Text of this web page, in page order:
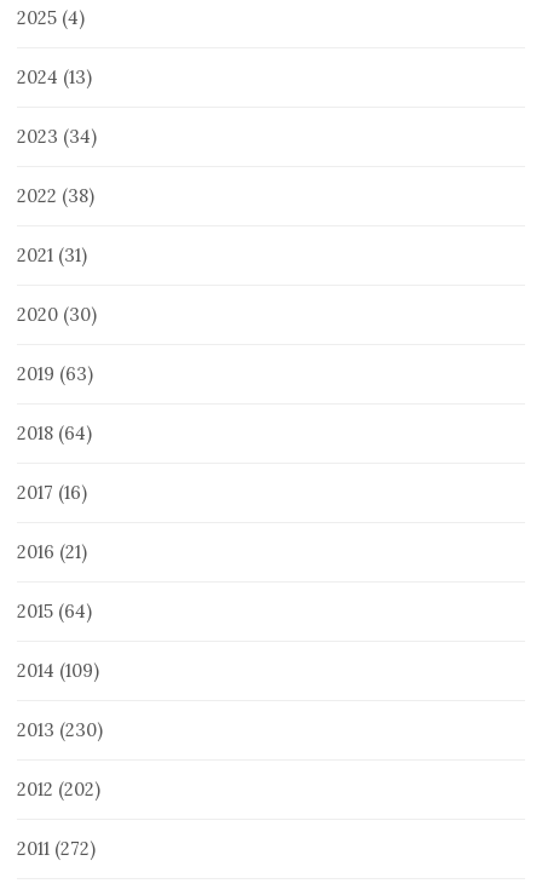
2025 (4)
2024 (13)
2023 (34)
2022 (38)
2021 (31)
2020 (30)
2019 (63)
2018 (64)
2017 (16)
2016 (21)
2015 (64)
2014 (109)
2013 (230)
2012 (202)
2011 (272)